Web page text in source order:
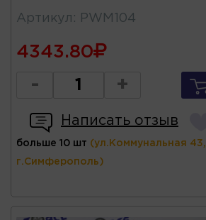
Артикул : PWM104
4343.80
- +
Написать отзыв
больше 10 шт (ул.Коммунальная 43,
г.Симферополь)